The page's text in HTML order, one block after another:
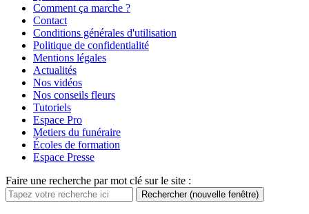
Comment ça marche ?
Contact
Conditions générales d'utilisation
Politique de confidentialité
Mentions légales
Actualités
Nos vidéos
Nos conseils fleurs
Tutoriels
Espace Pro
Metiers du funéraire
Écoles de formation
Espace Presse
Faire une recherche par mot clé sur le site :
Rechercher (nouvelle fenêtre)